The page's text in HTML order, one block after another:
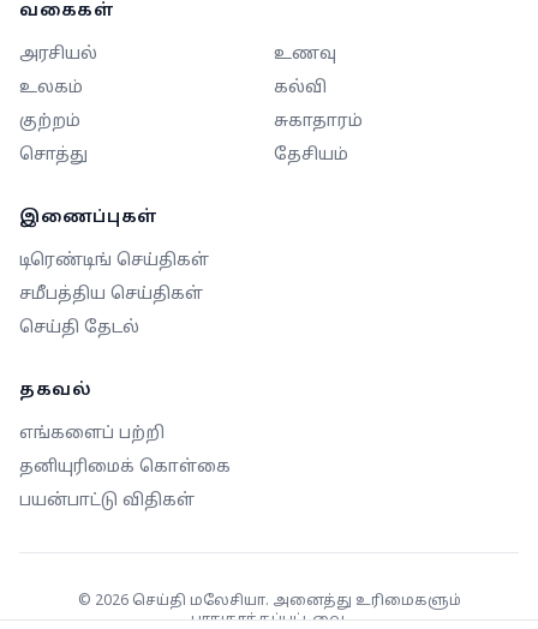
வகைகள்
அரசியல்
உணவு
உலகம்
கல்வி
குற்றம்
சுகாதாரம்
சொத்து
தேசியம்
இணைப்புகள்
டிரெண்டிங் செய்திகள்
சமீபத்திய செய்திகள்
செய்தி தேடல்
தகவல்
எங்களைப் பற்றி
தனியுரிமைக் கொள்கை
பயன்பாட்டு விதிகள்
© 2026செய்தி மலேசியா. அனைத்து உரிமைகளும்
பாதுகாக்கப்பட்டவை.